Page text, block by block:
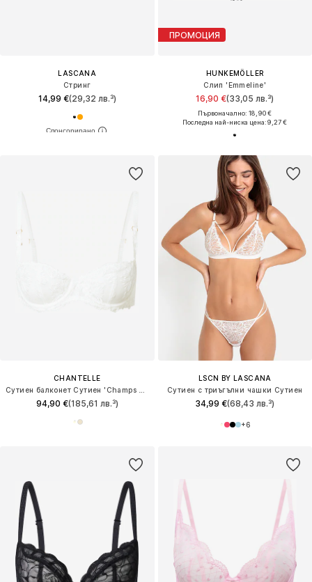
LASCANA
Стринг
14,99 €(29,32 лв.³)
ПРОМОЦИЯ
HUNKEMÖLLER
Слип 'Emmeline'
16,90 €(33,05 лв.³)
Първоначално: 18,90 €
Последна най-ниска цена:9,27 €
CHANTELLE
94,90 €(185,61 лв.³)
LSCN BY LASCANA
Сутиен с триъгълни чашки Сутиен
34,99 €(68,43 лв.³)
+6